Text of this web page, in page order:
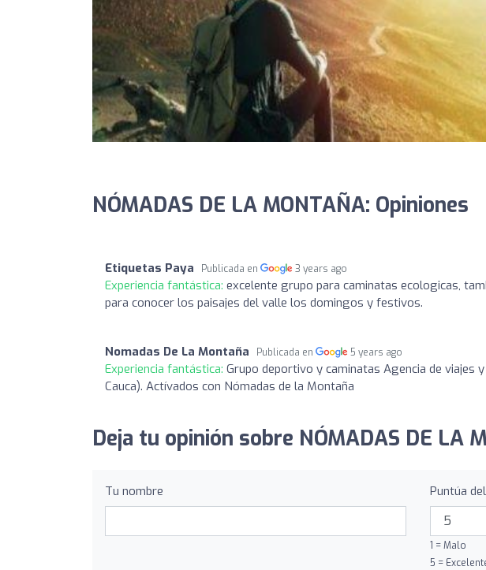
NÓMADAS DE LA MONTAÑA: Opiniones
Etiquetas Paya Publicada en 3 years ago
Experiencia fantástica: excelente grupo para caminatas ecologicas,
para conocer los paisajes del valle los domingos y festivos.
Nomadas De La Montaña Publicada en 5 years ago
Experiencia fantástica: Grupo deportivo y caminatas Agencia de viajes
Cauca). Actívados con Nómadas de la Montaña
Deja tu opinión sobre NÓMADAS DE LA
Tu nombre Puntúa
1 = Malo
5 =